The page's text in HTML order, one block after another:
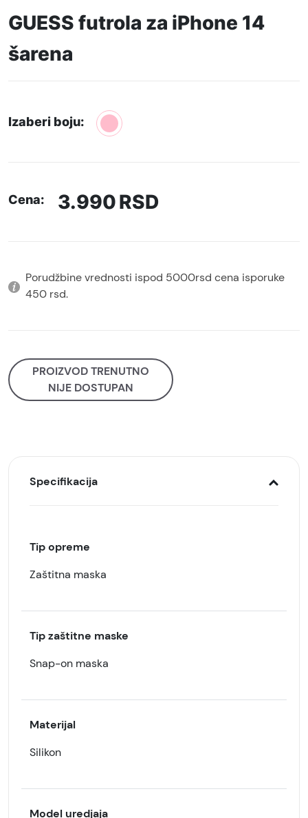
GUESS futrola za iPhone 14
šarena
Izaberi boju:
Cena: 3.990RSD
Porudžbine vrednosti ispod 5000rsd cena isporuke
450 rsd.
PROIZVOD TRENUTNO
NIJE DOSTUPAN
Specifikacija
Tip opreme
Zaštitna maska
Tip zaštitne maske
Snap-on maska
Materijal
Silikon
Model uredjaja